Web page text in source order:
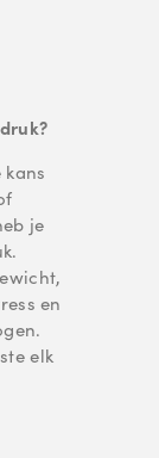
je
en
elk